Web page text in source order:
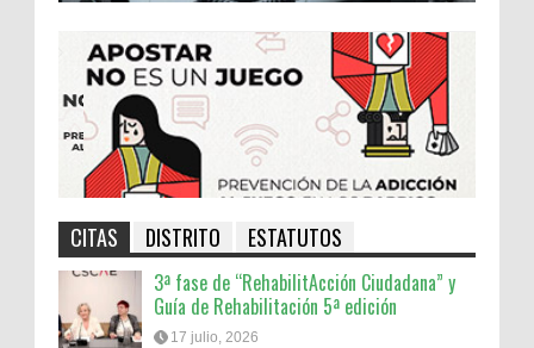
CITAS DISTRITO ESTATUTOS
3ª fase de “RehabilitAcción Ciudadana” y
Guía de Rehabilitación 5ª edición
17 julio, 2026